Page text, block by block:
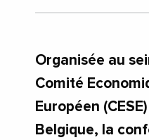
Organisée au
Comité
Européen
Belgique, la